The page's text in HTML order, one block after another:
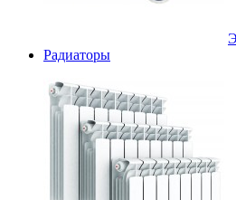
Радиаторы